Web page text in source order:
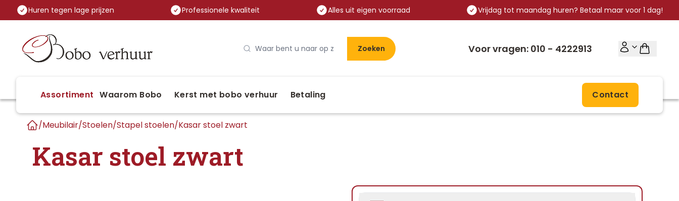
Huren tegen lage prijzen Professionele kwaliteit Alles uit eigen voorraad Vrijdag tot maandag huren? Betaal maar voor 1 dag!
Zoeken Voor vragen: 010 - 4222913
Assortiment Waarom Bobo Kerst met bobo verhuur Betaling Contact
/Meubilair/Stoelen/Stapel stoelen/Kasar stoel zwart
Kasar stoel zwart